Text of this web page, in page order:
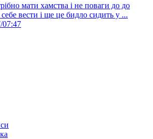
мати хамства і не поваги до до
вести і ще це бидло сидить у ...
07:47